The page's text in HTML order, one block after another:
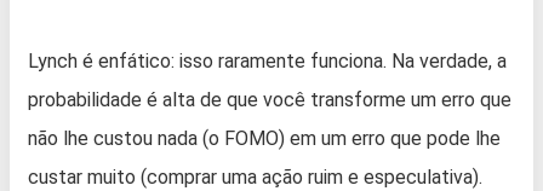
Lynch é enfático: isso raramente funciona. Na verdade, a
probabilidade é alta de que você transforme um erro que
não lhe custou nada (o FOMO) em um erro que pode lhe
custar muito (comprar uma ação ruim e especulativa).